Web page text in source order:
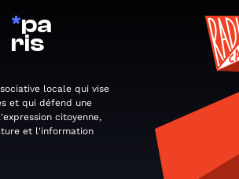
*pa
ris
locale qui vise
et qui défend une
citoyenne,
et l'information